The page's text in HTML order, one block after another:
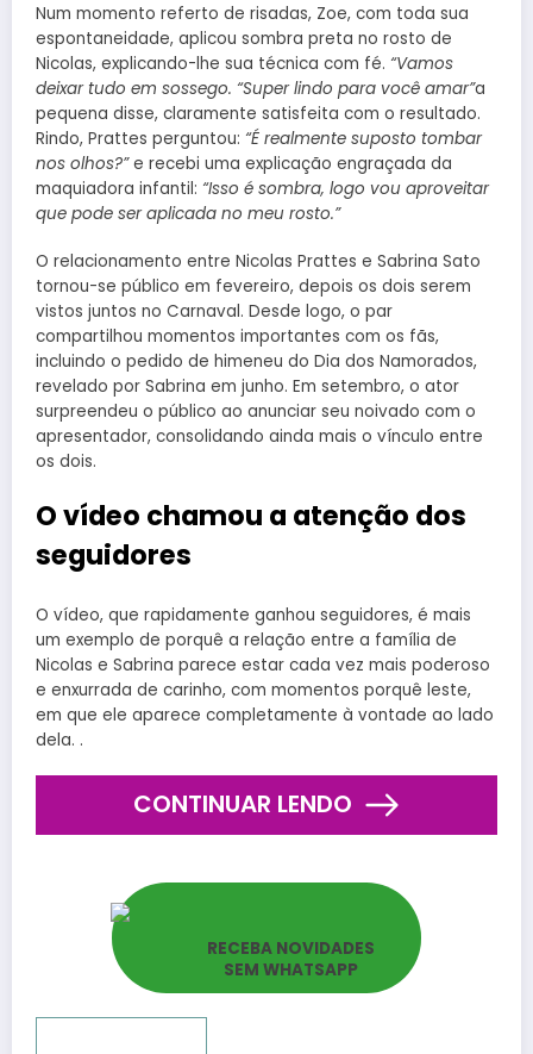
Num momento referto de risadas, Zoe, com toda sua
espontaneidade, aplicou sombra preta no rosto de
Nicolas, explicando-lhe sua técnica com fé. “Vamos
deixar tudo em sossego. “Super lindo para você amar”a
pequena disse, claramente satisfeita com o resultado.
Rindo, Prattes perguntou: “É realmente suposto tombar
nos olhos?”e recebi uma explicação engraçada da
maquiadora infantil: “Isso é sombra, logo vou aproveitar
que pode ser aplicada no meu rosto.”
O relacionamento entre Nicolas Prattes e Sabrina Sato
tornou-se público em fevereiro, depois os dois serem
vistos juntos no Carnaval. Desde logo, o par
compartilhou momentos importantes com os fãs,
incluindo o pedido de himeneu do Dia dos Namorados,
revelado por Sabrina em junho. Em setembro, o ator
surpreendeu o público ao anunciar seu noivado com o
apresentador, consolidando ainda mais o vínculo entre
os dois.
O vídeo chamou a atenção dos
seguidores
O vídeo, que rapidamente ganhou seguidores, é mais
um exemplo de porquê a relação entre a família de
Nicolas e Sabrina parece estar cada vez mais poderoso
e enxurrada de carinho, com momentos porquê leste,
em que ele aparece completamente à vontade ao lado
dela. .
CONTINUAR LENDO
RECEBA NOVIDADES
SEM WHATSAPP